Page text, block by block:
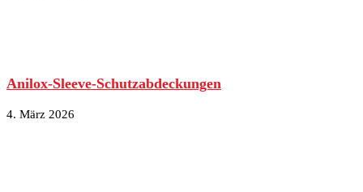
Anilox-Sleeve-Schutzabdeckungen
4. März 2026